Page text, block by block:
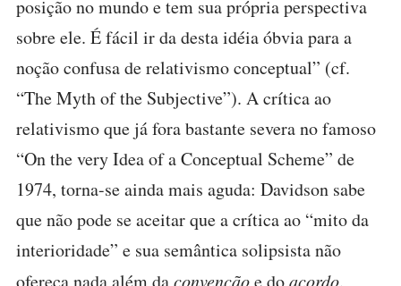
posição no mundo e tem sua própria perspectiva
sobre ele. É fácil ir da desta idéia óbvia para a
noção confusa de relativismo conceptual” (cf.
“The Myth of the Subjective”). A crítica ao
relativismo que já fora bastante severa no famoso
“On the very Idea of a Conceptual Scheme” de
1974, torna-se ainda mais aguda: Davidson sabe
que não pode se aceitar que a crítica ao “mito da
interioridade” e sua semântica solipsista não
ofereça nada além daconvençãoe doacordo.